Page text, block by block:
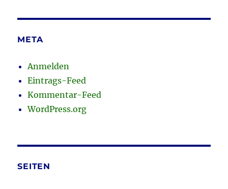
META
Anmelden
Eintrags-Feed
Kommentar-Feed
WordPress.org
SEITEN